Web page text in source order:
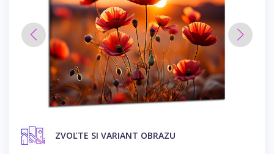
ZVOĽTE SI VARIANT OBRAZU